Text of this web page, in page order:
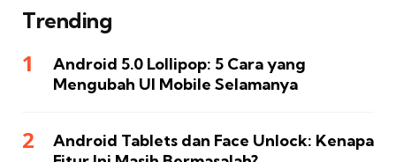
Trending
Android 5.0 Lollipop: 5 Cara yang
Mengubah UI Mobile Selamanya
Android Tablets dan Face Unlock: Kenapa